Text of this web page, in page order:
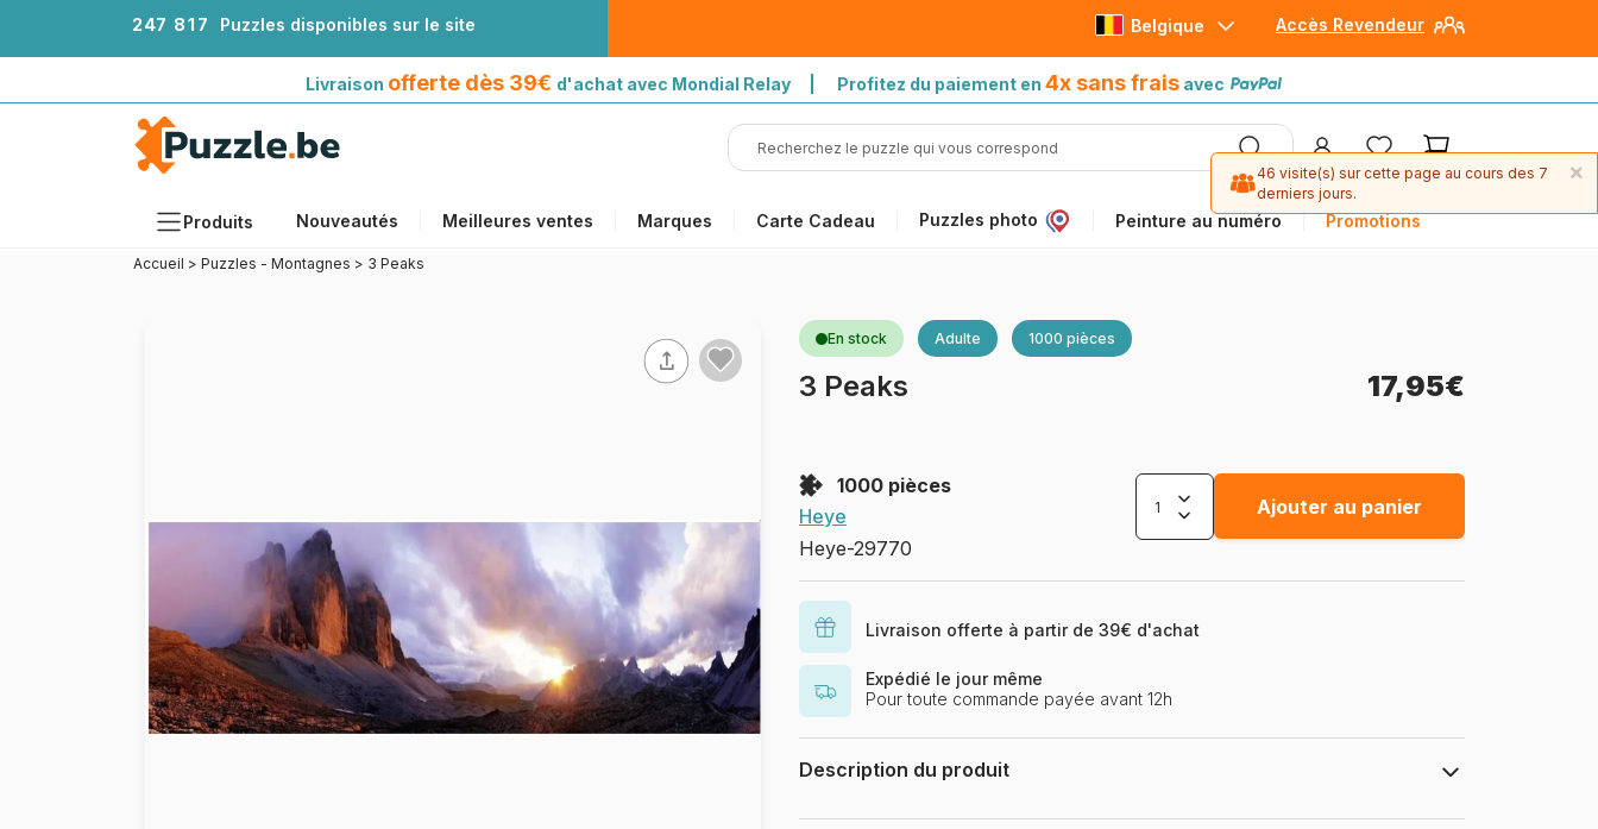
247 81 7 Puzzles disponibles sur le site Accès Revendeur
Belgique
Livraison offerte dès 39€ d'achat avec Mondial Relay | Profitez du paiement en 4x sans frais avec
Produits Nouveautés Meilleures ventes Marques Carte Cadeau Puzzles photo Peinture au numéro Promotions
Peinture au numéro
Accueil > Puzzles - Montagnes > 3 Peaks
En stock Adulte 1000 pièces
3 Peaks 17,95€
1000 pièces
Heye
Heye-29770
Ajouter au panier
Livraison offerte à partir de 39€ d'achat
Expédié le jour même
Pour toute commande payée avant 12h
Description du produit
Puzzle 1000 pièces. panorama 3 Peaks de la marque HEYE et la série Alexander
×
46 visite(s) sur cette page au cours des 7
derniers jours.